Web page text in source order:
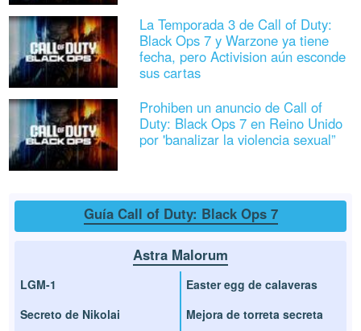
La Temporada 3 de Call of Duty:
Black Ops 7 y Warzone ya tiene
fecha, pero Activision aún esconde
sus cartas
Prohiben un anuncio de Call of
Duty: Black Ops 7 en Reino Unido
por 'banalizar la violencia sexual”
Guía Call of Duty: Black Ops 7
Astra Malorum
LGM-1
Secreto de Nikolai
Easter egg de calaveras
Mejora de torreta secreta